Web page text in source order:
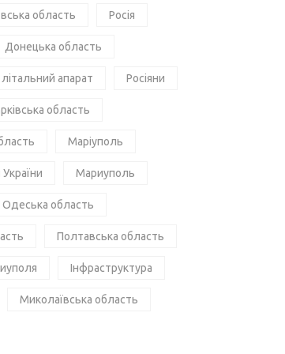
область Росія
Донецька область
апарат Росіяни
область
Маріуполь
Мариуполь
Одеська область
Полтавська область
Інфраструктура
Миколаївська область